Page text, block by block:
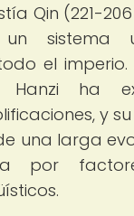
Qin (221-
sistema
el
ha
y
una larga
por